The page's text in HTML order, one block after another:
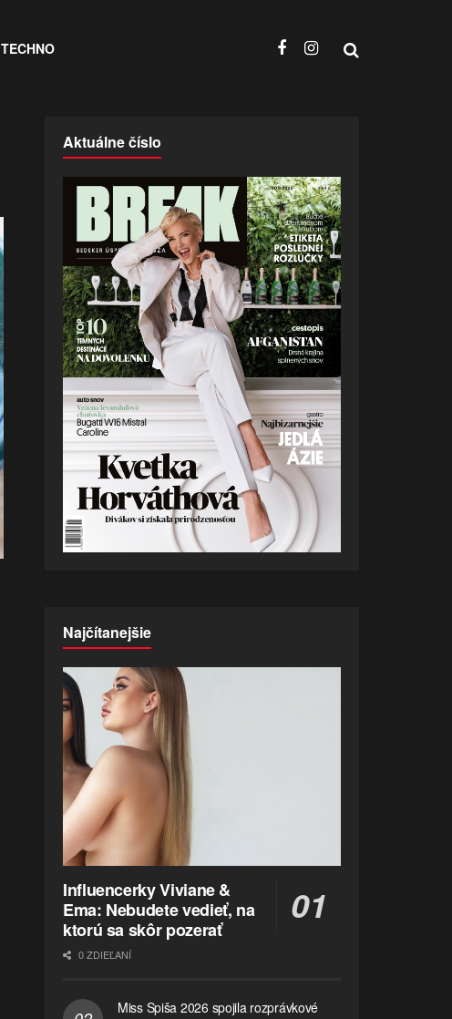
TECHNO
Aktuálne číslo
Najčítanejšie
Influencerky Viviane &
Ema: Nebudete vedieť, na
ktorú sa skôr pozerať
0 ZDIEĽANÍ
Miss Spiša 2026 spojila rozprávkové